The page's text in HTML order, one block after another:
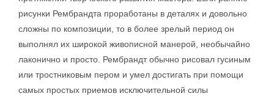
рисунки Рембрандта проработаны в деталях и довольно
сложны по композиции, то в более зрелый период он
выполнял их широкой живописной манерой, необычайно
лаконично и просто. Рембрандт обычно рисовал гусиным
или тростниковым пером и умел достигать при помощи
самых простых приемов исключительной силы